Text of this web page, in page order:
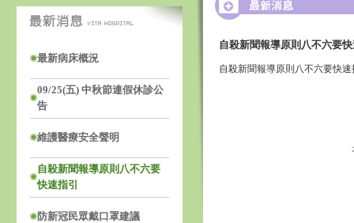
最新病床概況
09/25(五) 中秋節連假休診公
告
維護醫療安全聲明
自殺新聞報導原則八不六要
快速指引
防新冠民眾戴口罩建議
自殺新聞報導原則八不六要
自殺新聞報導原則八不六要快速